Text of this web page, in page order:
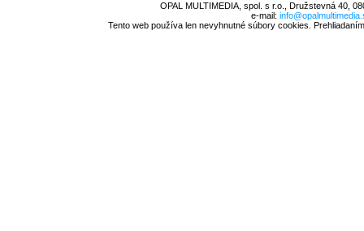
OPAL MULTIMEDIA, spol. s r.o., Družstevná 40,
e-mail:
Tento web používa len nevyhnutné súbory cookies.